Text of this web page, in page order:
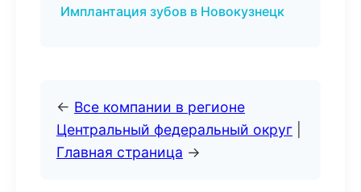
Имплантация зубов в Новокузнецк
← Все компании в регионе
Центральный федеральный округ
Главная страница →